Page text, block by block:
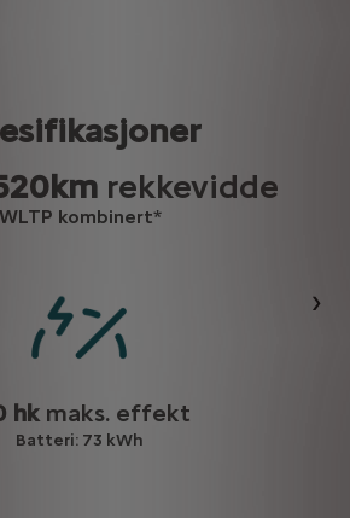
rekkevidde
WLTP kombinert*
hk maks. effekt
Batteri: 73 kWh